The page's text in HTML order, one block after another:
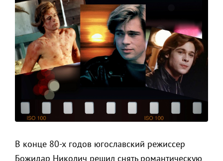
В конце 80-х годов югославский режиссер
Божидар Николич решил снять романтическую